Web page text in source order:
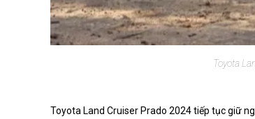
Toyota
Toyota Land Cruiser Prado 2024 tiếp tục giữ